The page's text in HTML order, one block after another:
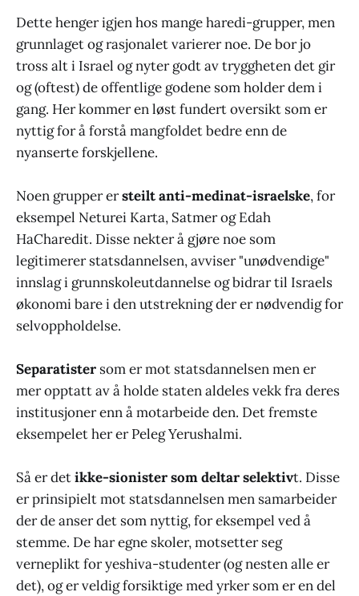
Dette henger igjen hos mange haredi-grupper, men
grunnlaget og rasjonalet varierer noe. De bor jo
tross alt i Israel og nyter godt av tryggheten det gir
og (oftest) de offentlige godene som holder dem i
gang. Her kommer en løst fundert oversikt som er
nyttig for å forstå mangfoldet bedre enn de
nyanserte forskjellene.
Noen grupper ersteilt anti-medinat-israelske, for
eksempel Neturei Karta, Satmer og Edah
HaCharedit. Disse nekter å gjøre noe som
legitimerer statsdannelsen, avviser "unødvendige"
innslag i grunnskoleutdannelse og bidrar til Israels
økonomi bare i den utstrekning der er nødvendig for
selvoppholdelse.
Separatister som er mot statsdannelsen men er
mer opptatt av å holde staten aldeles vekk fra deres
institusjoner enn å motarbeide den. Det fremste
eksempelet her er Peleg Yerushalmi.
Så er detikke-sionister som deltar selektivt. Disse
er prinsipielt mot statsdannelsen men samarbeider
der de anser det som nyttig, for eksempel ved å
stemme. De har egne skoler, motsetter seg
verneplikt for yeshiva-studenter (og nesten alle er
det), og er veldig forsiktige med yrker som er en del